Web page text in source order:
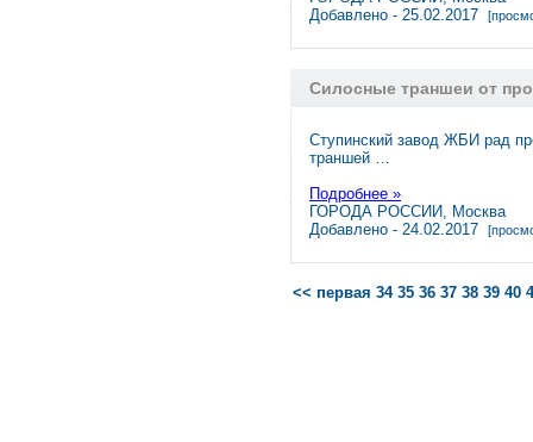
Добавлено - 25.02.2017
Силосные траншеи от
Ступинский завод ЖБИ рад
траншей …
Подробнее »
ГОРОДА РОССИИ, Москва
Добавлено - 24.02.2017
<< первая 34 35 36 37 38 39 40